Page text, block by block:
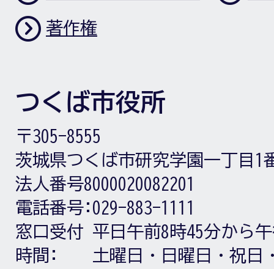
著作権
つくば市役所
〒305-8555
茨城県つくば市研究学園一丁目1
法人番号8000020082201
電話番号: 029-883-1111
窓口受付
時間:
平日午前8時45分から
土曜日・日曜日・祝日